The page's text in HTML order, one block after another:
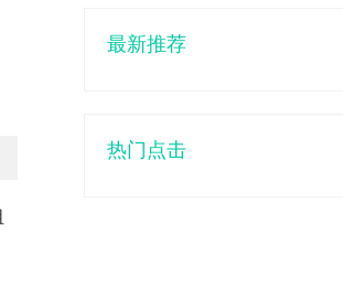
最新推荐
热门点击